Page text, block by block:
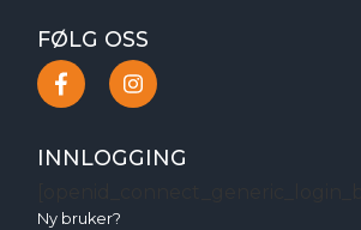
FØLG OSS
INNLOGGING
Ny bruker?